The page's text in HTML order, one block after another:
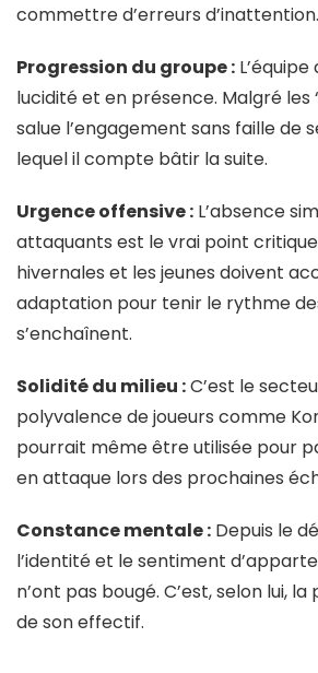
commettre d’erreurs d’inattention.
Progression du groupe :
lucidité et en présence. Malgré les
salue l’engagement sans faille de
lequel il compte bâtir la suite.
Urgence offensive : L’absence
attaquants est le vrai point
hivernales et les jeunes doivent
adaptation pour tenir le rythme
s’enchaînent.
Solidité du milieu :C’est le
polyvalence de joueurs comme
pourrait même être utilisée pour
en attaque lors des prochaines
Constance mentale : Depuis le
l’identité et le sentiment
n’ont pas bougé. C’est, selon lui,
de son effectif.